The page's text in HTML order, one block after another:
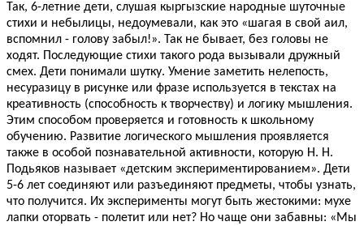
Так, 6-летние дети, слушая кыргызские народные шуточные
стихи и небылицы, недоумевали, как это «шагая в свой аил,
вспомнил - голову забыл!». Так не бывает, без головы не
ходят. Последующие стихи такого рода вызывали дружный
смех. Дети понимали шутку. Умение заметить нелепость,
несуразицу в рисунке или фразе используется в текстах на
креативность (способность к творчеству) и логику мышления.
Этим способом проверяется и готовность к школьному
обучению. Развитие логического мышления проявляется
также в особой познавательной активности, которую Н. Н.
Подьяков называет «детским экспериментированием». Дети
5-6 лет соединяют или разъединяют предметы, чтобы узнать,
что получится. Их эксперименты могут быть жестокими: мухе
лапки оторвать - полетит или нет? Но чаще они забавны: «Мы